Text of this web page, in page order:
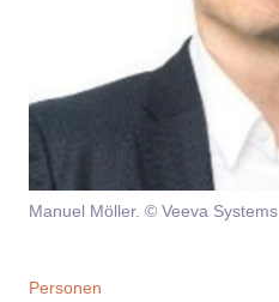
Marketing
Studien
Aktuelle Ausgabe
Ausgabenarchiv
Team
Manuel Möller. © Veeva Systems
Personen